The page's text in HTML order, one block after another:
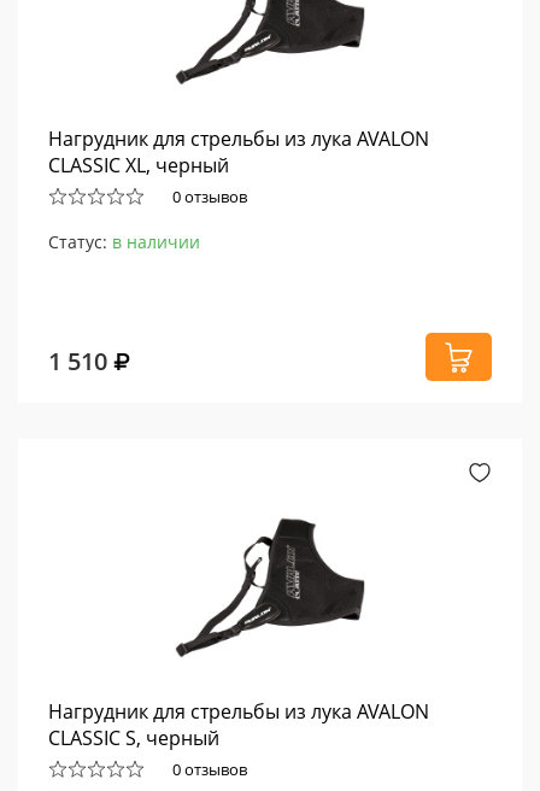
Нагрудник для стрельбы из лука AVALON
CLASSIC XL, черный
0 отзывов
Статус: в наличии
1 510
Нагрудник для стрельбы из лука AVALON
CLASSIC S, черный
0 отзывов